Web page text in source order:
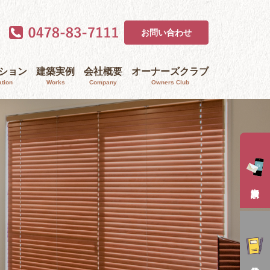
お問い合わせ
ョン 建築実例
Works
会社概要
Company
オーナーズクラブ
Owners Club